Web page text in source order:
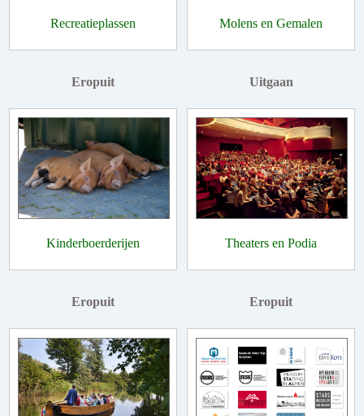
Recreatieplassen Molens en Gemalen
Eropuit
Kinderboerderijen
Uitgaan
Theaters en Podia
Eropuit Eropuit